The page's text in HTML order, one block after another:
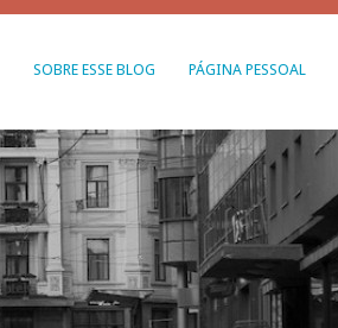
SOBRE ESSE BLOG PÁGINA PESSOAL